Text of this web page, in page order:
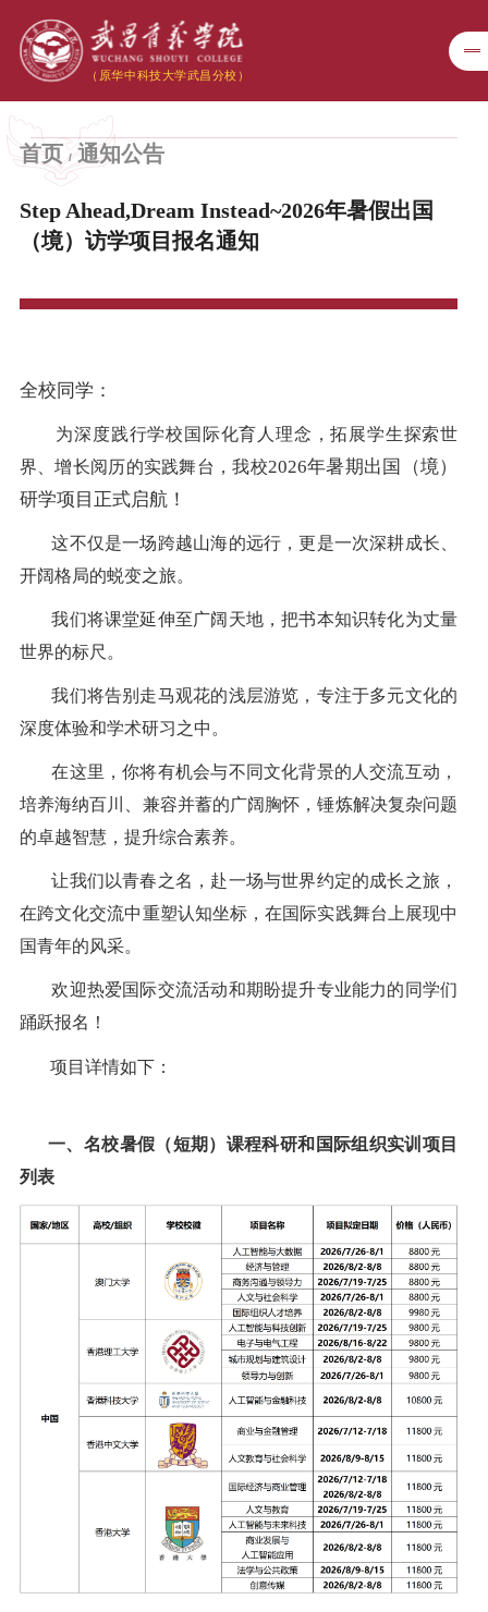
首页 通知公告
Step Ahead,Dream Instead~2026年暑假出国
（境）访学项目报名通知
全校同学：
为深度践行学校国际化育人理念，拓展学生探索世
界、增长阅历的实践舞台，我校2026年暑期出国（境）
研学项目正式启航！
这不仅是一场跨越山海的远行，更是一次深耕成长、
开阔格局的蜕变之旅。
我们将课堂延伸至广阔天地，把书本知识转化为丈量
世界的标尺。
我们将告别走马观花的浅层游览，专注于多元文化的
深度体验和学术研习之中。
在这里，你将有机会与不同文化背景的人交流互动，
培养海纳百川、兼容并蓄的广阔胸怀，锤炼解决复杂问题
的卓越智慧，提升综合素养。
让我们以青春之名，赴一场与世界约定的成长之旅，
在跨文化交流中重塑认知坐标，在国际实践舞台上展现中
国青年的风采。
欢迎热爱国际交流活动和期盼提升专业能力的同学们
踊跃报名！
项目详情如下：
一、名校暑假（短期）课程科研和国际组织实训项目
列表